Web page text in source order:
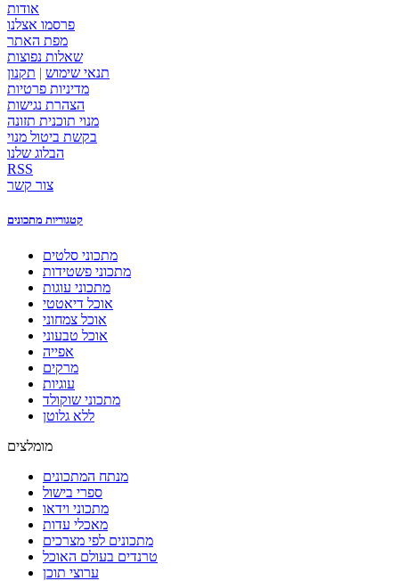
אודות
פרסמו אצלנו
מפת האתר
שאלות נפוצות
תנאי שימוש | תקנון
מדיניות פרטיות
הצהרת נגישות
מנוי תוכנית תזונה
בקשת ביטול מנוי
הבלוג שלנו
RSS
צור קשר
קטגוריות מתכונים
מתכוני סלטים
מתכוני פשטידות
מתכוני עוגות
אוכל דיאטטי
אוכל צמחוני
אוכל טבעוני
אפייה
מרקים
עוגיות
מתכוני שוקולד
ללא גלוטן
מומלצים
מנתח המתכונים
ספרי בישול
מתכוני וידאו
מאכלי עדות
מתכונים לפי מצרכים
טרנדים בעולם האוכל
ערוצי תוכן